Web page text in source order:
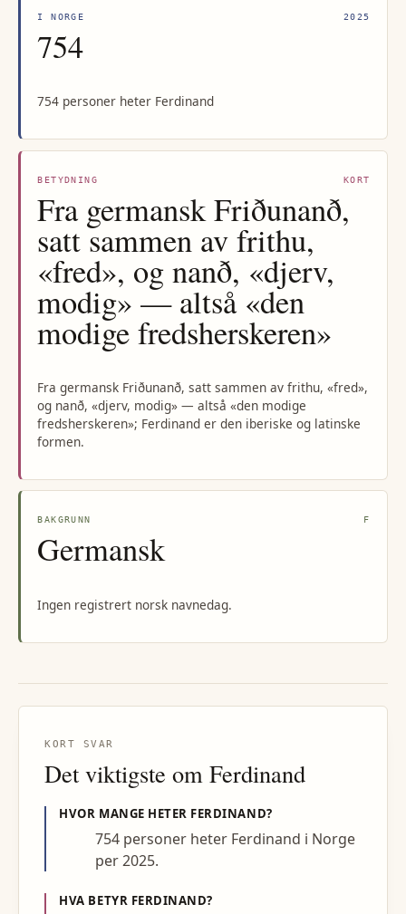
I NORGE 2025
754
754 personer heter Ferdinand
BETYDNING KORT
Fra germansk Friðunanð,
satt sammen av frithu,
«fred», og nanð, «djerv,
modig» — altså «den
modige fredsherskeren»
Fra germansk Friðunanð, satt sammen av frithu, «fred»,
og nanð, «djerv, modig» — altså «den modige
fredsherskeren»; Ferdinand er den iberiske og latinske
formen.
BAKGRUNN F
Germansk
Ingen registrert norsk navnedag.
KORT SVAR
Det viktigste om Ferdinand
HVOR MANGE HETER FERDINAND?
754 personer heter Ferdinand i Norge
per 2025.
HVA BETYR FERDINAND?